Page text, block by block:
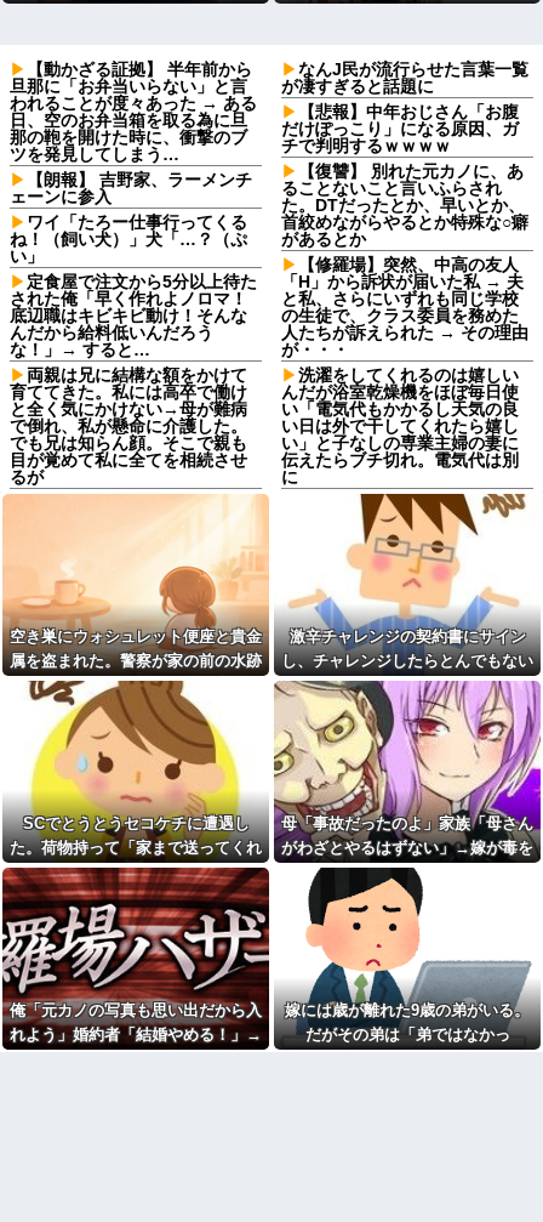
【動かざる証拠】 半年前から
旦那に「お弁当いらない」と言
われることが度々あった → ある
日、空のお弁当箱を取る為に旦
那の鞄を開けた時に、衝撃のブ
ツを発見してしまう…
【朗報】 吉野家、ラーメンチ
ェーンに参入
ワイ「たろー仕事行ってくる
ね！（飼い犬）」犬「…？（ぷ
い」
定食屋で注文から5分以上待た
された俺「早く作れよノロマ！
底辺職はキビキビ動け！そんな
んだから給料低いんだろう
な！」→ すると…
両親は兄に結構な額をかけて
育ててきた。私には高卒で働け
と全く気にかけない→母が難病
で倒れ、私が懸命に介護した。
でも兄は知らん顔。そこで親も
目が覚めて私に全てを相続させ
るが
同期との昼飯。餃子定食の量
が多く食ってもらおうと思った
ら俺の餃子にタレと酢を直接か
嫁の浮気発覚から再構築を続
けて8ヶ月、愛しさと憎しみが交
互に押し寄せてる。もう一回俺
に恋させてあげたい。
奥さんと離婚の原因は僕との
不貞だと邪推した同僚が、脅迫
行為するようになった。奥さん
とは何の関係もないのに...
エルメスの袋を強奪された
弟。弟「その袋、僕のですよ
ね？」女性「私の物ですけ
ど？」→中身を確認した瞬間、
言い逃れできない状況になり…
私「もう離婚したい」夫「お
前は一生俺のために生きろ」→
話し合いになるはずが恐ろしい
要求を突き付けられて…
【画像】アナウンサー「え、
私がスピードスケートのピチピ
チユニフォーム着るんです
か…？ﾑﾁｨ！！」←これはお前ら
に刺さるやろw w w w w w w w
「いきなりステーキ」の反対
ｗｗｗｗｗｗｗｗｗ
色々副業に手を出したけど、
結局残業するのが1番稼げるな
なんJ民が流行らせた言葉一覧
が凄すぎると話題に
【悲報】中年おじさん「お腹
だけぽっこり」になる原因、ガ
チで判明するｗｗｗｗ
【復讐】 別れた元カノに、あ
ることないこと言いふらされ
た。DTだったとか、早いとか、
首絞めながらやるとか特殊な○癖
があるとか
【修羅場】突然、中高の友人
「H」から訴状が届いた私 → 夫
と私、さらにいずれも同じ学校
の生徒で、クラス委員を務めた
人たちが訴えられた → その理由
が・・・
洗濯をしてくれるのは嬉しい
んだが浴室乾燥機をほぼ毎日使
い「電気代もかかるし天気の良
い日は外で干してくれたら嬉し
い」と子なしの専業主婦の妻に
伝えたらブチ切れ。電気代は別
に
「嫁子の料理は未熟ね」とネ
チネチ攻撃してくる自称料理自
慢のトメ。かばわない旦那とト
メの台所を壊滅させるDQN返し
を仕掛けて実家に脱出←かばわ
ない旦那も一緒に痛い目見ろ
高校野球の暑さ対策として18
時から4試合深夜までやれば涼し
いまま試合出来るじゃん
職場にいる「仕事ゼロ・ゴマ
すり100」の40代主婦Aさん、業
務は「無理ですぅ」と拒否する
のに他人に嫌われたくてヨイシ
ョとお菓子配りだけ全力すぎる
漫画を5000冊以上所持してる
ワイ、漫画ヲタクの友人に「ワ
ンピースや鬼滅やスラムダンク
持ってる」って聞かれ「読んで
ない」と答えた結果他
なぁ、永久機関ってなんで絶
対に作れないん？
職場にいる「仕事ゼロ・ゴマ
すり100」の40代主婦Aさん、業
務は「無理ですぅ」と拒否する
のに他人に嫌われたくてヨイシ
ョとお菓子配りだけ全力すぎる
【閲覧注意】元臆女キャバ嬢
の首吊り自●配信、拡散されまく
って終わるｗｗｗｗｗｗｗ
友人(保育士)が２０年前に受け
空き巣にウォシュレット便座と貴金
属を盗まれた。警察が家の前の水跡
を追うと五軒先の幼稚園ママ宅に行
きついて…
激辛チャレンジの契約書にサイン
し、チャレンジしたらとんでもない
事態になった。救急車運ばれ胃の洗
浄や入院2日で10万超えて...
SCでとうとうセコケチに遭遇し
た。荷物持って「家まで送ってくれ
ない」って言ってきて...
母「事故だったのよ」家族「母さん
がわざとやるはずない」→嫁が毒を
飲まされ子どもを失ったのに信じて
もらえず…
俺「元カノの写真も思い出だから入
れよう」婚約者「結婚やめる！」→
嫁には歳が離れた9歳の弟がいる。
だがその弟は「弟ではなかっ